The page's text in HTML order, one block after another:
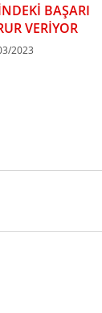
BAŞARI
VERİYOR
2023